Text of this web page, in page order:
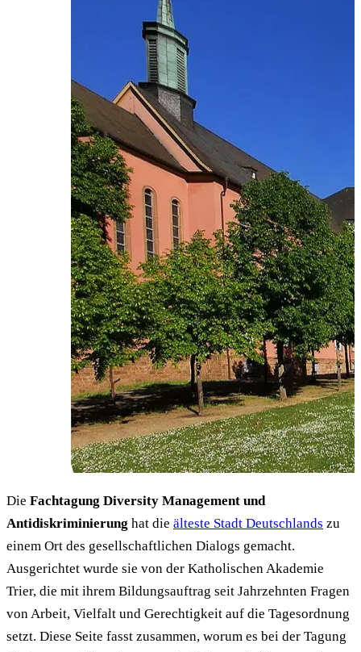
Die Fachtagung Diversity Management und
Antidiskriminierung hat die älteste Stadt Deutschlands zu
einem Ort des gesellschaftlichen Dialogs gemacht.
Ausgerichtet wurde sie von der Katholischen Akademie
Trier, die mit ihrem Bildungsauftrag seit Jahrzehnten Fragen
von Arbeit, Vielfalt und Gerechtigkeit auf die Tagesordnung
setzt. Diese Seite fasst zusammen, worum es bei der Tagung